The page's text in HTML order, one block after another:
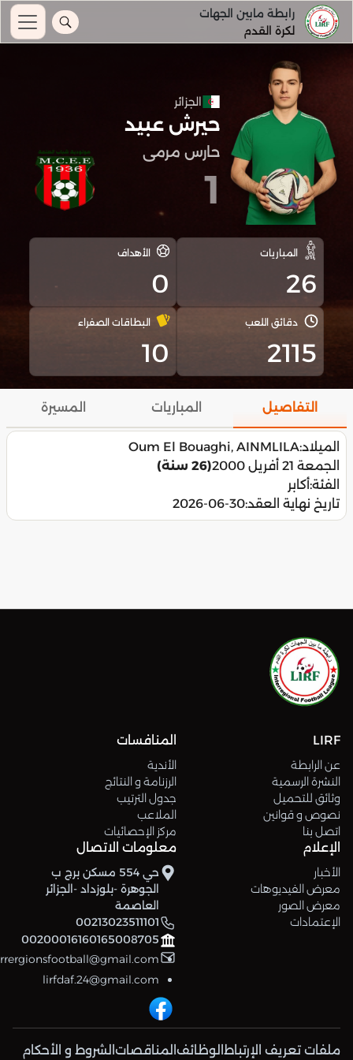
رابطة مابين الجهات
لكرة القدم
الجزائر
حيرش عبيد
حارس مرمى
1
المباريات
26
الأهداف
0
دقائق اللعب
2115
البطاقات الصفراء
10
التفاصيل المباريات المسيرة
الميلاد:Oum El Bouaghi, AINMLILA
الجمعة 21 أفريل 2000
(26 سنة)
الفئة:أكابر
تاريخ نهاية العقد:2026-06-30
LIRF
عن الرابطة
النشرة الرسمية
وثائق للتحميل
نصوص و قوانين
اتصل بنا
المنافسات
الأندية
الرزنامة و النتائج
جدول الترتيب
الملاعب
مركز الإحصائيات
الإعلام
الأخبار
معرض الفيديوهات
معرض الصور
الإعتمادات
معلومات الاتصال
حي 554 مسكن برج ب
الجوهرة -بلوزداد -الجزائر
العاصمة
00213023511101
00200016160165008705
lirfdaf.24@gmail.com
ملفات تعريف الإرتباط الوظائف المناقصات الشروط و الأحكام